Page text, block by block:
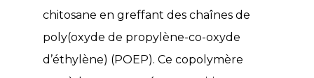
chitosane en greffant des chaînes de
poly(oxyde de propylène-co-oxyde
d’éthylène) (POEP). Ce copolymère